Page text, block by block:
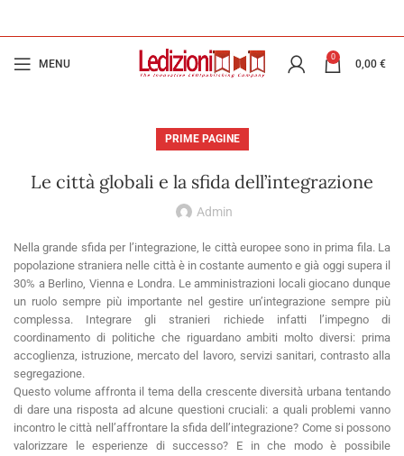
MENU
0
0,00 €
PRIME PAGINE
Le città globali e la sfida dell’integrazione
Admin
Nella grande sfida per l’integrazione, le città europee sono in prima fila. La
popolazione straniera nelle città è in costante aumento e già oggi supera il
30% a Berlino, Vienna e Londra. Le amministrazioni locali giocano dunque
un ruolo sempre più importante nel gestire un’integrazione sempre più
complessa. Integrare gli stranieri richiede infatti l’impegno di
coordinamento di politiche che riguardano ambiti molto diversi: prima
accoglienza, istruzione, mercato del lavoro, servizi sanitari, contrasto alla
segregazione.
Questo volume affronta il tema della crescente diversità urbana tentando
di dare una risposta ad alcune questioni cruciali: a quali problemi vanno
incontro le città nell’affrontare la sfida dell’integrazione? Come si possono
valorizzare le esperienze di successo? E in che modo è possibile